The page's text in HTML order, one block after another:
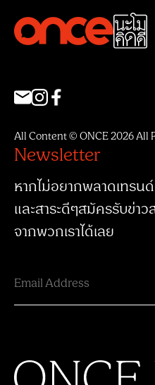
All Content © ONCE 2026 All
Newsletter
หากไม่อยากพลาดเทรนด์
และสาระดีๆสมัครรับข่าว
จากพวกเราได้เลย